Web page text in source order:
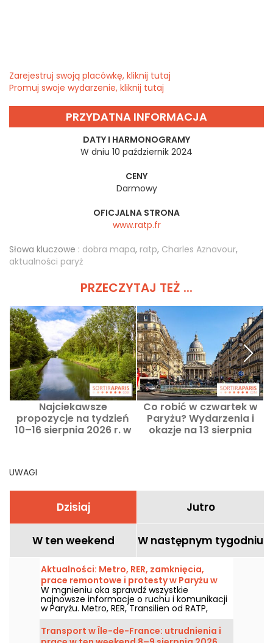
Zarejestruj swoją placówkę, kliknij tutaj
Promuj swoje wydarzenie, kliknij tutaj
PRZYDATNA INFORMACJA
DATY I HARMONOGRAMY
W dniu 10 październik 2024
CENY
Darmowy
OFICJALNA STRONA
www.ratp.fr
Słowa kluczowe : dobra mapa, ratp, Charles Aznavour,
aktualności paryż
PRZECZYTAJ TEŻ ...
Najciekawsze
propozycje na tydzień
10–16 sierpnia 2026 r. w
Co robić w czwartek w
Paryżu? Wydarzenia i
okazje na 13 sierpnia
UWAGI
Dzisiaj Jutro
W ten weekend W następnym tygodniu
Aktualności: Metro, RER, zamknięcia,
prace remontowe i protesty w Paryżu w
dniu Sobota, 8 sierpień 2026
W mgnieniu oka sprawdź wszystkie
najnowsze informacje o ruchu i komunikacji
w Paryżu. Metro, RER, Transilien od RATP,
remonty, utrudnienia, duże wydarzenia i
manifestacje — podpowiadamy, co warto
wiedzieć, zanim wyjdziesz na ulice Paryża w
Transport w Île-de-France: utrudnienia i